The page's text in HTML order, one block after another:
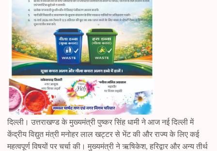
दिल्ली। उत्तराखण्ड के मुख्यमंत्री पुष्कर सिंह धामी ने आज नई दिल्ली में
केंद्रीय विद्युत मंत्री मनोहर लाल खट्टर से भेंट की और राज्य के लिए कई
महत्वपूर्ण विषयों पर चर्चा की। मुख्यमंत्री ने ऋषिकेश, हरिद्वार और अन्य तीर्थ